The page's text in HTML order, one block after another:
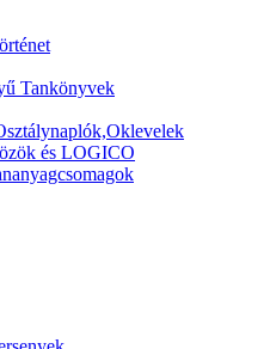
Tankönyvek
és LOGICO